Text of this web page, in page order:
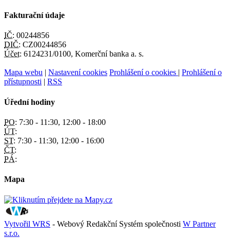
Fakturační údaje
IČ: 00244856
DIČ: CZ00244856
Účet: 6124231/0100, Komerční banka a. s.
Mapa webu Nastavení cookies Prohlášení o cookies
Prohlášení o
přístupnosti
RSS
Úřední hodiny
PO: 7:30 - 11:30, 12:00 - 18:00
ÚT:
ST: 7:30 - 11:30, 12:00 - 16:00
ČT:
PÁ:
Mapa
Vytvořil WRS - Webový Redakční Systém společnosti W Partner
s.r.o.